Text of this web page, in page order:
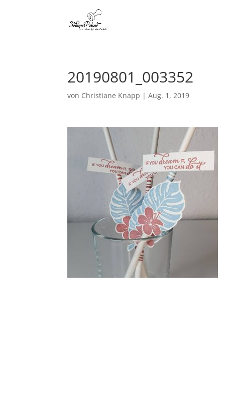
20190801_003352
von Christiane Knapp |Aug. 1, 2019